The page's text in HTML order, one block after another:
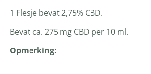
1 Flesje bevat 2,75% CBD.
Bevat ca. 275 mg CBD per 10 ml.